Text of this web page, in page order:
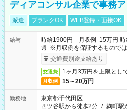
ディアコンサル企業で事務
派遣 ブランクOK WEB登録・面接OK
給与
時給1900円 月収例 15万円 時
週 ※月収例を保証するもので
ービス利用可（利用条件有）
交通費別途支給あり
交通費 1ヶ月3万円を上限とし
月収例 15～20万円
勤務地
東京都千代田区
四ツ谷駅から徒歩2分 / 麹町駅